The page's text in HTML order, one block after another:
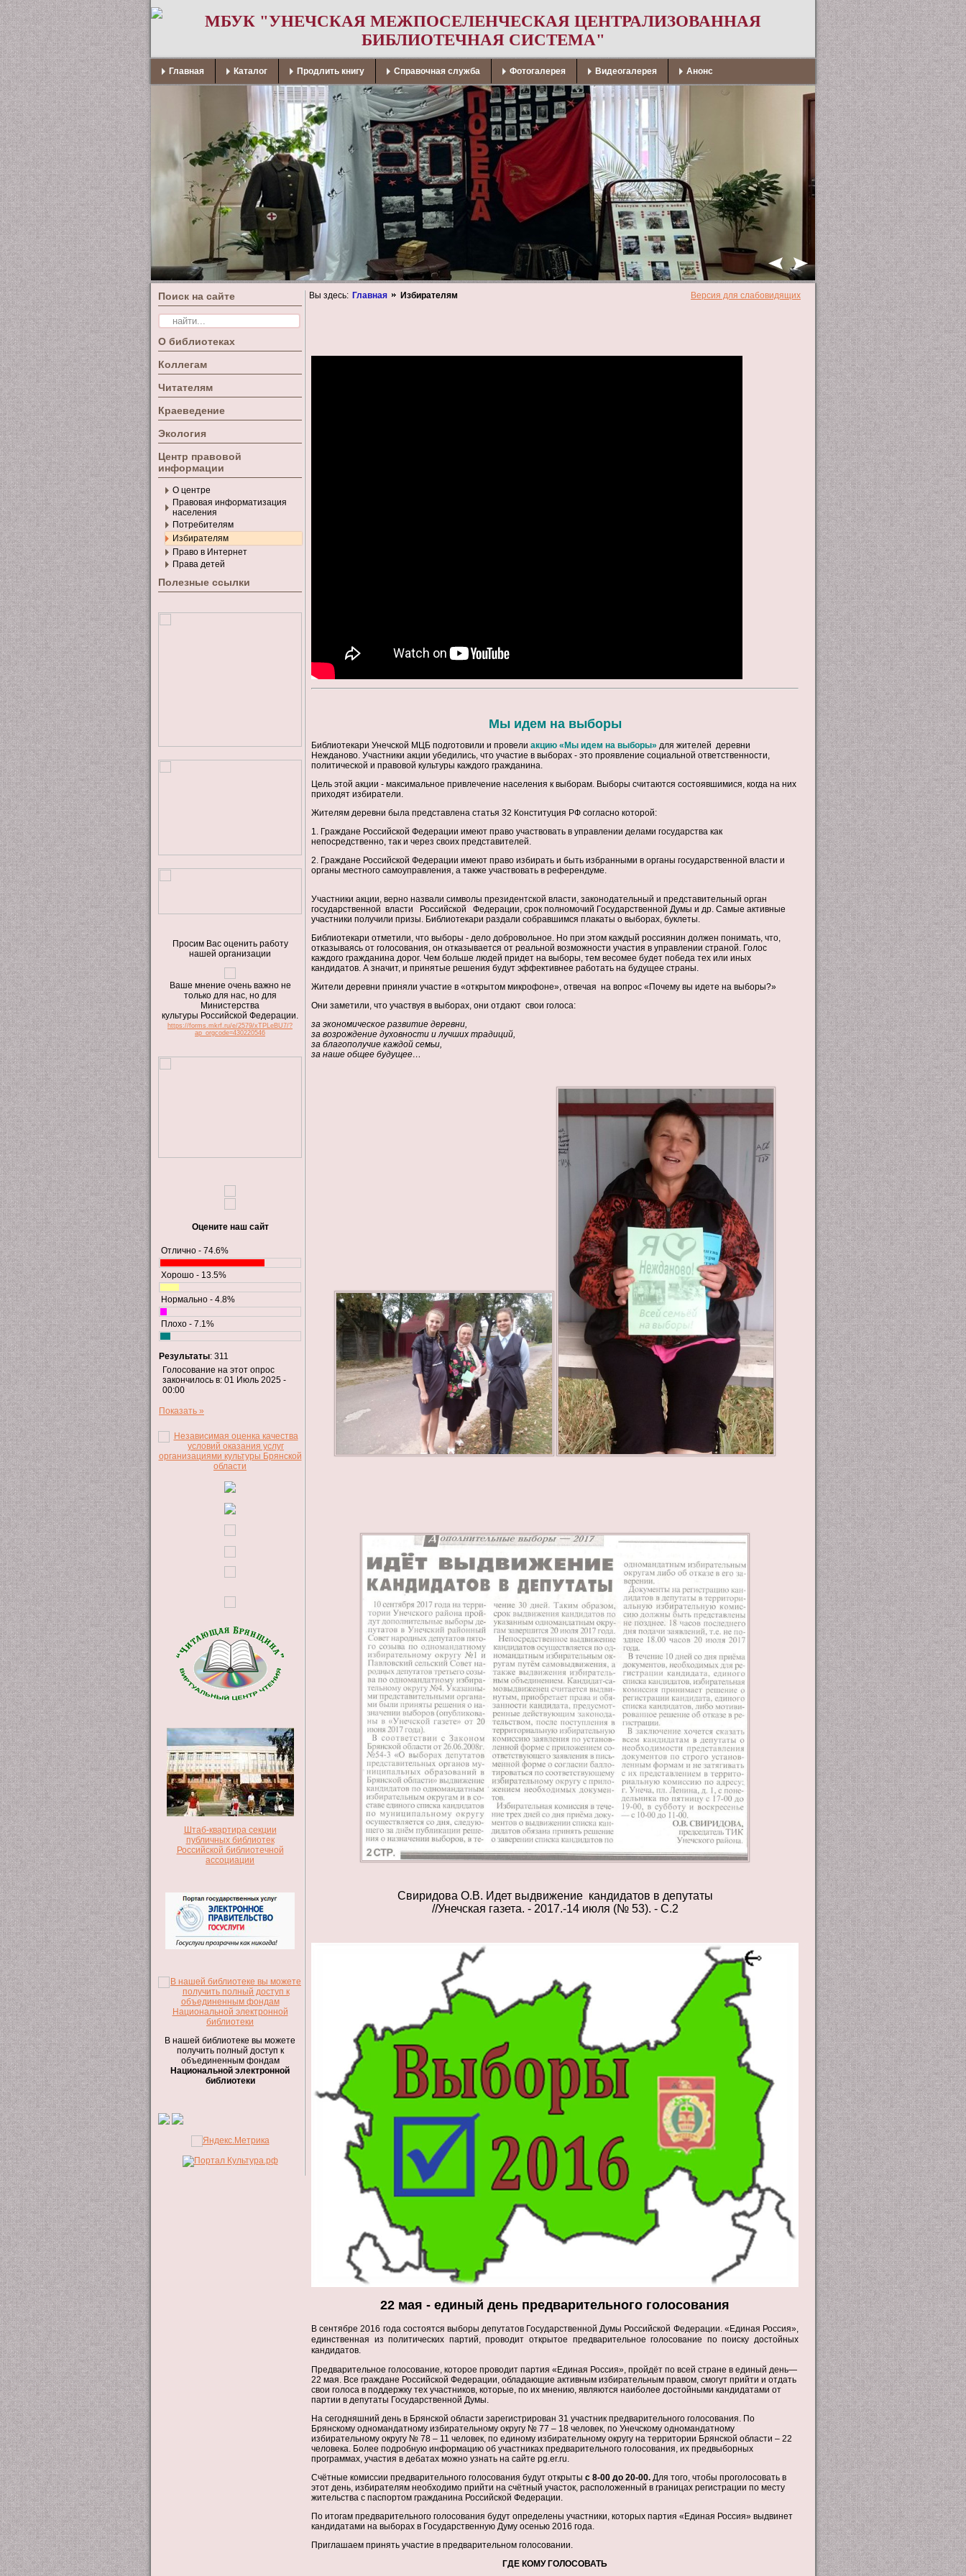
МБУК "УНЕЧСКАЯ МЕЖПОСЕЛЕНЧЕСКАЯ ЦЕНТРАЛИЗОВАННАЯ
БИБЛИОТЕЧНАЯ СИСТЕМА"
Главная Каталог Продлить книгу Справочная служба Фотогалерея Видеогалерея Анонс
Поиск на сайте
О библиотеках
Коллегам
Читателям
Краеведение
Экология
Центр правовой
информации
О центре
Правовая информатизация
населения
Потребителям
Избирателям
Право в Интернет
Права детей
Полезные ссылки
Просим Вас оценить работу
нашей организации
Ваше мнение очень важно не
только для нас, но для
Министерства
культуры Российской Федерации.
https://forms.mkrf.ru/e/2579/xTPLeBU7/?
ap_orgcode=430220546
Оцените наш сайт
Отлично - 74.6%
Хорошо - 13.5%
Нормально - 4.8%
Плохо - 7.1%
Результаты: 311
Голосование на этот опрос
закончилось в: 01 Июль 2025 -
00:00
Показать »
Штаб-квартира секции
публичных библиотек
Российской библиотечной
ассоциации
В нашей библиотеке вы можете
получить полный доступ к
объединенным фондам
Национальной электронной
библиотеки
Вы здесь: Главная Избирателям Версия для слабовидящих
Мы идем на выборы
Библиотекари Унечской МЦБ подготовили и провели акцию « Мы идем на выборы» для жителей деревни
Нежданово. Участники акции убедились, что участие в выборах - это проявление социальной ответственности,
политической и правовой культуры каждого гражданина.
Цель этой акции - максимальное привлечение населения к выборам. Выборы считаются состоявшимися, когда на них
приходят избиратели.
Жителям деревни была представлена статья 32 Конституция РФ согласно которой:
1. Граждане Российской Федерации имеют право участвовать в управлении делами государства как
непосредственно, так и через своих представителей.
2. Граждане Российской Федерации имеют право избирать и быть избранными в органы государственной власти и
органы местного самоуправления, а также участвовать в референдуме.
Участники акции, верно назвали символы президентской власти, законодательный и представительный орган
государственной власти Российской Федерации, срок полномочий Государственной Думы и др. Самые активные
участники получили призы. Библиотекари раздали собравшимся плакаты о выборах, буклеты.
Библиотекари отметили, что выборы - дело добровольное. Но при этом каждый россиянин должен понимать, что,
отказываясь от голосования, он отказывается от реальной возможности участия в управлении страной. Голос
каждого гражданина дорог. Чем больше людей придет на выборы, тем весомее будет победа тех или иных
кандидатов. А значит, и принятые решения будут эффективнее работать на будущее страны.
Жители деревни приняли участие в «открытом микрофоне», отвечая на вопрос «Почему вы идете на выборы?»
Они заметили, что участвуя в выборах, они отдают свои голоса:
за экономическое развитие деревни,
за возрождение духовности и лучших традиций,
за благополучие каждой семьи,
за наше общее будущее…
Свиридова О.В. Идет выдвижение кандидатов в депутаты
//Унечская газета. - 2017.-14 июля (№ 53). - С.2
22 мая - единый день предварительного голосования
В сентябре 2016 года состоятся выборы депутатов Государственной Думы Российской Федерации. «Единая Россия»,
единственная из политических партий, проводит открытое предварительное голосование по поиску достойных
кандидатов.
Предварительное голосование, которое проводит партия «Единая Россия», пройдёт по всей стране в единый день—
22 мая. Все граждане Российской Федерации, обладающие активным избирательным правом, смогут прийти и отдать
свои голоса в поддержку тех участников, которые, по их мнению, являются наиболее достойными кандидатами от
партии в депутаты Государственной Думы.
На сегодняшний день в Брянской области зарегистрирован 31 участник предварительного голосования. По
Брянскому одномандатному избирательному округу № 77 – 18 человек, по Унечскому одномандатному
избирательному округу № 78 – 11 человек, по единому избирательному округу на территории Брянской области – 22
человека. Более подробную информацию об участниках предварительного голосования, их предвыборных
программах, участия в дебатах можно узнать на сайте pg.er.ru.
Счётные комиссии предварительного голосования будут открыты с 8-00 до 20-00. Для того, чтобы проголосовать в
этот день, избирателям необходимо прийти на счётный участок, расположенный в границах регистрации по месту
жительства с паспортом гражданина Российской Федерации.
По итогам предварительного голосования будут определены участники, которых партия «Единая Россия» выдвинет
кандидатами на выборах в Государственную Думу осенью 2016 года.
Приглашаем принять участие в предварительном голосовании.
ГДЕ КОМУ ГОЛОСОВАТЬ